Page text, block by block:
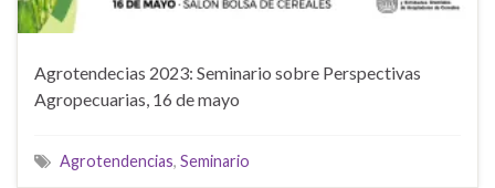
Agrotendecias 2023: Seminario sobre Perspectivas
Agropecuarias, 16 de mayo
Agrotendencias, Seminario